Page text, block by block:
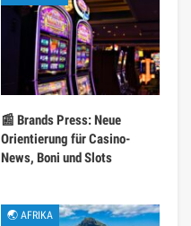
📰 Brands Press: Neue
Orientierung für Casino-
News, Boni und Slots
🌏 AFRIKA